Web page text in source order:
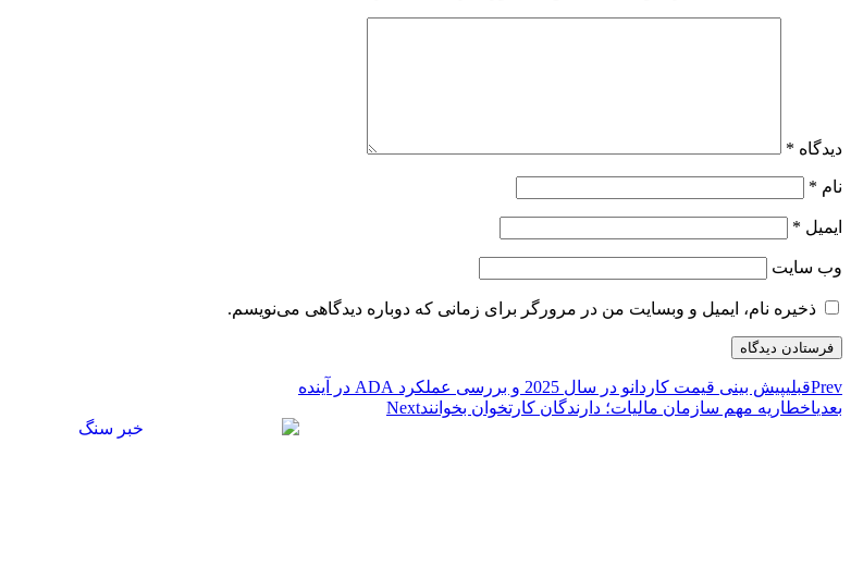
دیدگاه *
نام *
ایمیل *
وب‌ سایت
ذخیره نام، ایمیل و وبسایت من در مرورگر برای زمانی که دوباره دیدگاهی می‌نویسم.
Prevقبلیپیش بینی قیمت کاردانو در سال 2025 و بررسی عملکرد ADA در آینده
بعدیاخطاریه مهم سازمان مالیات؛ دارندگان کارتخوان بخوانندNext